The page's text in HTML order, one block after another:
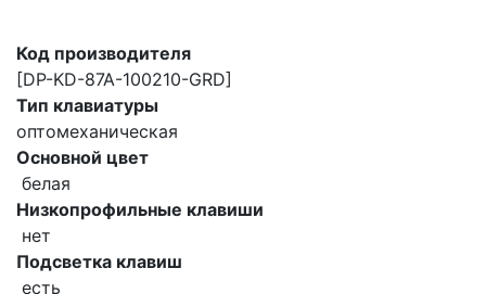
Код производителя
[DP-KD-87A-100210-GRD]
Тип клавиатуры
оптомеханическая
Основной цвет
белая
Низкопрофильные клавиши
нет
Подсветка клавиш
есть